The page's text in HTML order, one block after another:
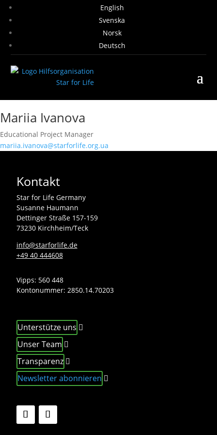
English
Svenska
Norsk
Deutsch
Mariia Ivanova
Educational Project Manager
mariia.ivanova@starforlife.org.ua
Kontakt
Star for Life Germany
Susanne Haumann
Dettinger Straße 157-159
73230 Kirchheim/Teck
info@starforlife.de
+49 40 444608
Vipps: 560 448
Kontonummer: 2850.14.70203
Unterstütze uns
Unser Team
Transparenz
Newsletter abonnieren